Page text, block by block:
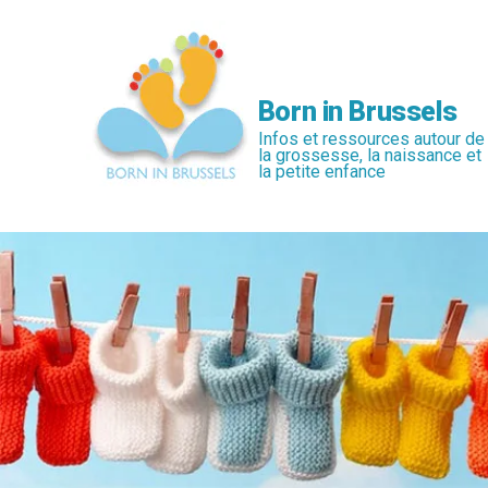
Born in Brussels
Infos et ressources autour de
la grossesse, la naissance et
la petite enfance